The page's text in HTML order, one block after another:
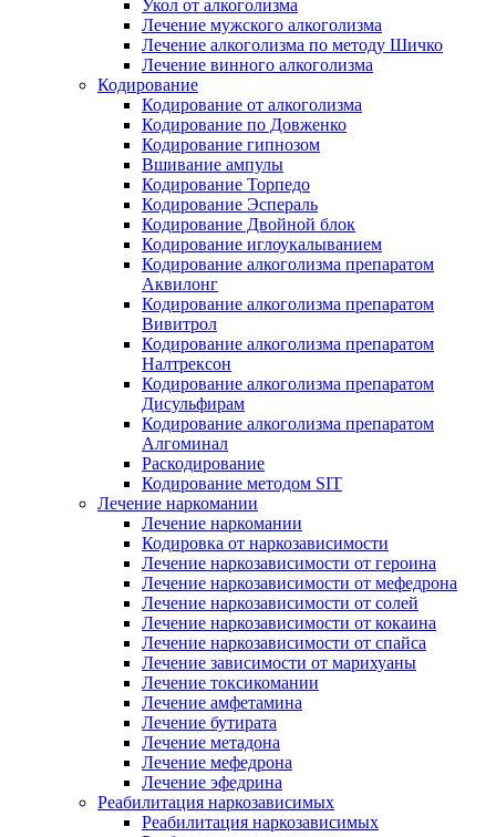
Укол от алкоголизма
Лечение мужского алкоголизма
Лечение алкоголизма по методу Шичко
Лечение винного алкоголизма
Кодирование
Кодирование от алкоголизма
Кодирование по Довженко
Кодирование гипнозом
Вшивание ампулы
Кодирование Торпедо
Кодирование Эспераль
Кодирование Двойной блок
Кодирование иглоукалыванием
Кодирование алкоголизма препаратом
Аквилонг
Кодирование алкоголизма препаратом
Вивитрол
Кодирование алкоголизма препаратом
Налтрексон
Кодирование алкоголизма препаратом
Дисульфирам
Кодирование алкоголизма препаратом
Алгоминал
Раскодирование
Кодирование методом SIT
Лечение наркомании
Лечение наркомании
Кодировка от наркозависимости
Лечение наркозависимости от героина
Лечение наркозависимости от мефедрона
Лечение наркозависимости от солей
Лечение наркозависимости от кокаина
Лечение наркозависимости от спайса
Лечение зависимости от марихуаны
Лечение токсикомании
Лечение амфетамина
Лечение бутирата
Лечение метадона
Лечение мефедрона
Лечение эфедрина
Реабилитация наркозависимых
Реабилитация наркозависимых